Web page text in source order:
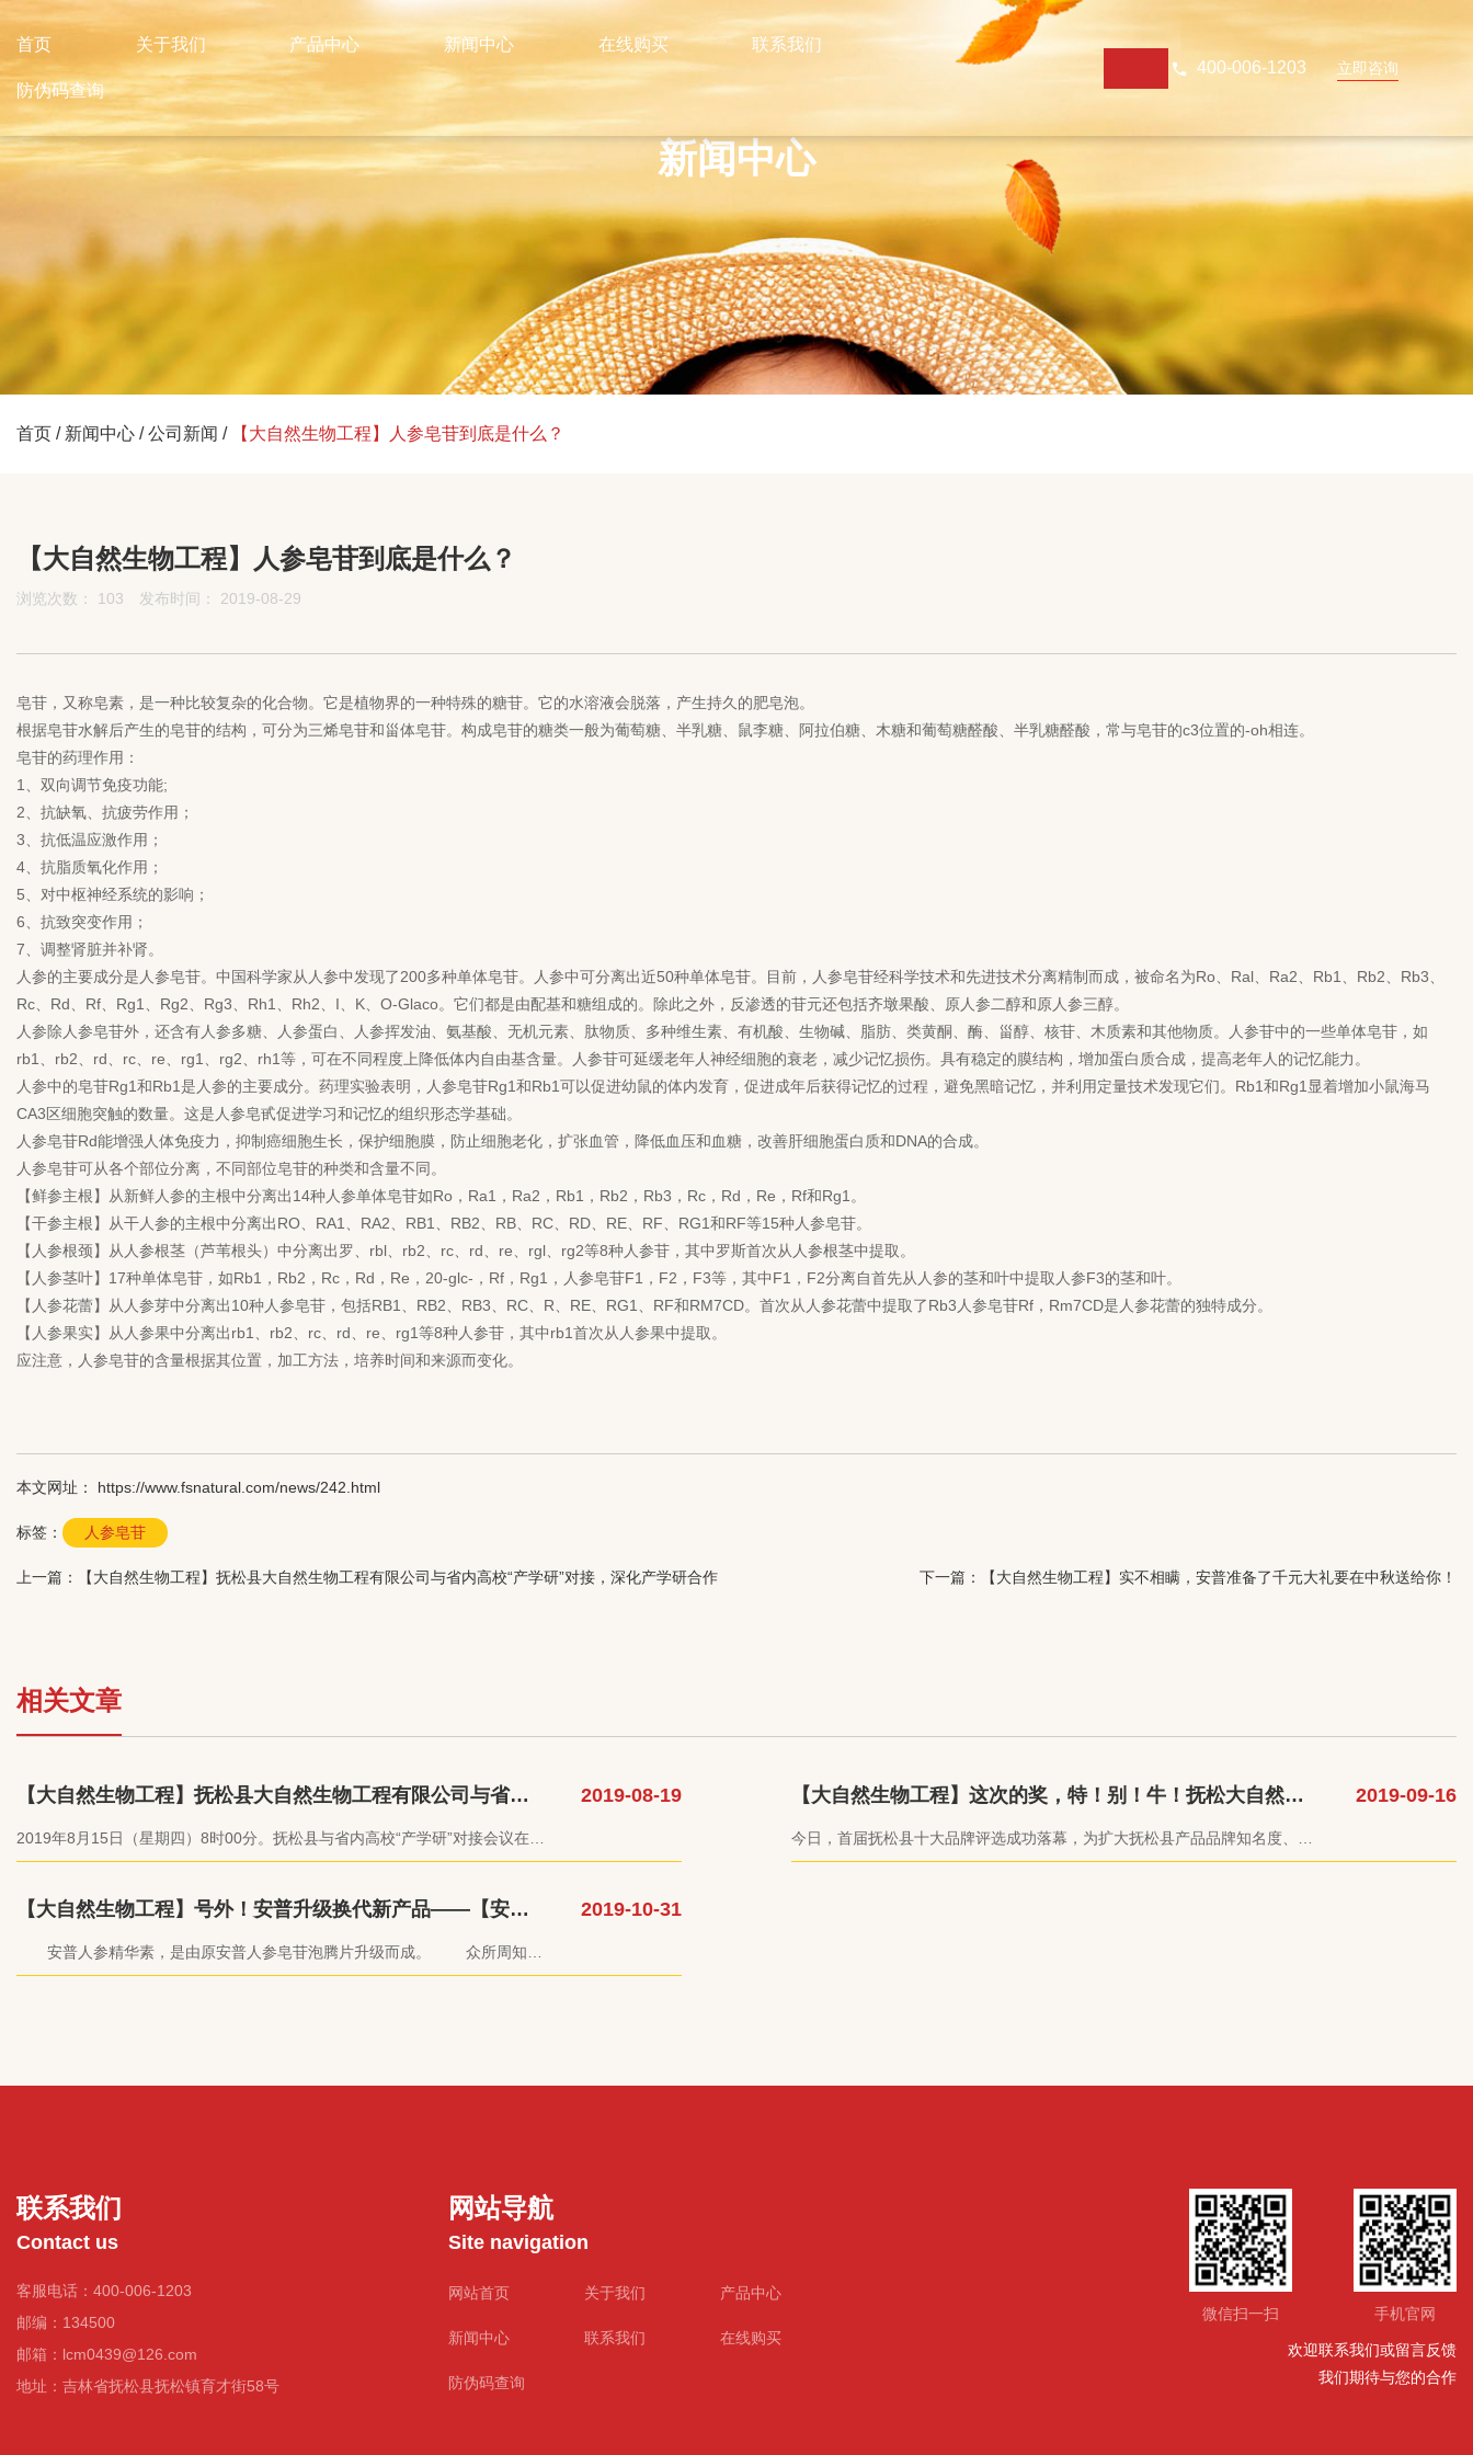
首页 关于我们 产品中心 新闻中心 在线购买 联系我们
防伪码查询
400-006-1203 立即咨询
新闻中心
首页 / 新闻中心 /公司新闻 / 【大自然生物工程】人参皂苷到底是什么？
【大自然生物工程】人参皂苷到底是什么？
浏览次数： 103 发布时间： 2019-08-29
皂苷，又称皂素，是一种比较复杂的化合物。它是植物界的一种特殊的糖苷。它的水溶液会脱落，产生持久的肥皂泡。
根据皂苷水解后产生的皂苷的结构，可分为三烯皂苷和甾体皂苷。构成皂苷的糖类一般为葡萄糖、半乳糖、鼠李糖、阿拉伯糖、木糖和葡萄糖醛酸、半乳糖醛酸，常与皂苷的c3位置的-oh相连。
皂苷的药理作用：
1、双向调节免疫功能;
2、抗缺氧、抗疲劳作用；
3、抗低温应激作用；
4、抗脂质氧化作用；
5、对中枢神经系统的影响；
6、抗致突变作用；
7、调整肾脏并补肾。
人参的主要成分是 人参皂苷。中国科学家从人参中发现了200多种单体皂苷。人参中可分离出近50种单体皂苷。目前，人参皂苷经科学技术和先进技术分离精制而成，被命名为Ro、Ral、Ra2、Rb1、Rb2、Rb3、
Rc、Rd、Rf、Rg1、Rg2、Rg3、Rh1、Rh2、I、K、O-Glaco。它们都是由配基和糖组成的。除此之外，反渗透的苷元还包括齐墩果酸、原人参二醇和原人参三醇。
人参除人参皂苷外，还含有人参多糖、人参蛋白、人参挥发油、氨基酸、无机元素、肽物质、多种维生素、有机酸、生物碱、脂肪、类黄酮、酶、甾醇、核苷、木质素和其他物质。人参苷中的一些单体皂苷，如
rb1、rb2、rd、rc、re、rg1、rg2、rh1等，可在不同程度上降低体内自由基含量。人参苷可延缓老年人神经细胞的衰老，减少记忆损伤。具有稳定的膜结构，增加蛋白质合成，提高老年人的记忆能力。
人参中的皂苷Rg1和Rb1是人参的主要成分。药理实验表明，人参皂苷Rg1和Rb1可以促进幼鼠的体内发育，促进成年后获得记忆的过程，避免黑暗记忆，并利用定量技术发现它们。Rb1和Rg1显着增加小鼠海马
CA3区细胞突触的数量。这是人参皂甙促进学习和记忆的组织形态学基础。
人参皂苷Rd能增强人体免疫力，抑制癌细胞生长，保护细胞膜，防止细胞老化，扩张血管，降低血压和血糖，改善肝细胞蛋白质和DNA的合成。
人参皂苷可从各个部位分离，不同部位皂苷的种类和含量不同。
【鲜参主根】从新鲜人参的主根中分离出14种人参单体皂苷如Ro，Ra1，Ra2，Rb1，Rb2，Rb3，Rc，Rd，Re，Rf和Rg1。
【干参主根】从干人参的主根中分离出RO、RA1、RA2、RB1、RB2、RB、RC、RD、RE、RF、RG1和RF等15种人参皂苷。
【人参根颈】从人参根茎（芦苇根头）中分离出罗、rbl、rb2、rc、rd、re、rgl、rg2等8种人参苷，其中罗斯首次从人参根茎中提取。
【人参茎叶】17种单体皂苷，如Rb1，Rb2，Rc，Rd，Re，20-glc-，Rf，Rg1，人参皂苷F1，F2，F3等，其中F1，F2分离自首先从人参的茎和叶中提取人参F3的茎和叶。
【人参花蕾】从人参芽中分离出10种人参皂苷，包括RB1、RB2、RB3、RC、R、RE、RG1、RF和RM7CD。首次从人参花蕾中提取了Rb3人参皂苷Rf，Rm7CD是人参花蕾的独特成分。
【人参果实】从人参果中分离出rb1、rb2、rc、rd、re、rg1等8种人参苷，其中rb1首次从人参果中提取。
应注意，人参皂苷的含量根据其位置，加工方法，培养时间和来源而变化。
本文网址： https://www.fsnatural.com/news/242.html
标签： 人参皂苷
上一篇： 【大自然生物工程】抚松县大自然生物工程有限公司与省内高校“产学研”对接，深化产学研合作 下一篇： 【大自然生物工程】实不相瞒，安普准备了千元大礼要在中秋送给你！
相关文章
2019-08-19
【大自然生物工程】抚松县大自然生物工程有限公司与省内
高校“产学研”对接，深化产学研合作
2019年8月15日（星期四）8时00分。抚松县与省内高校“产学研”对接会议在抚
松县行政中心一号楼二楼大会议室召开。抚松县大自然生物工程有限公司企业
团队进行技术对接，通过深化产学研合作进一步促进企业科研成果转化。
2019-09-16
【大自然生物工程】这次的奖，特！别！牛！抚松大自然—
安普品牌获首届抚松县十大品牌称号
今日，首届抚松县十大品牌评选成功落幕，为扩大抚松县产品品牌知名度、美
誉度，提高全县产业竞争力，打造抚松县域品牌，抚松县人民政府特别举办此
2019-10-31
【大自然生物工程】号外！安普升级换代新产品——【安普
人参精华素】即将上市！
安普人参精华素，是由原安普人参皂苷泡腾片升级而成。 众所周知，
野山参的药用效果比普通的人参效果要好很多，是由于人参在种植期间不能像
联系我们
Contact us
客服电话：400-006-1203
邮编：134500
邮箱：lcm0439@126.com
地址：吉林省抚松县抚松镇育才街58号
网站导航
Site navigation
网站首页 关于我们 产品中心
新闻中心 联系我们 在线购买
防伪码查询
微信扫一扫 手机官网
欢迎联系我们或留言反馈
我们期待与您的合作